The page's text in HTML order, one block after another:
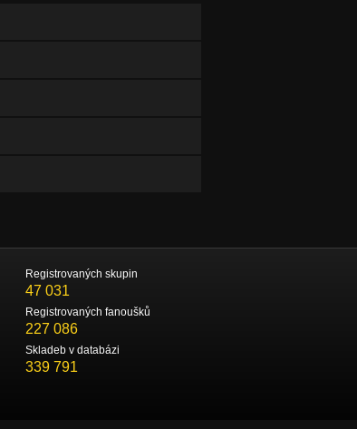
Registrovaných skupin
47 031
Registrovaných fanoušků
227 086
Skladeb v databázi
339 791